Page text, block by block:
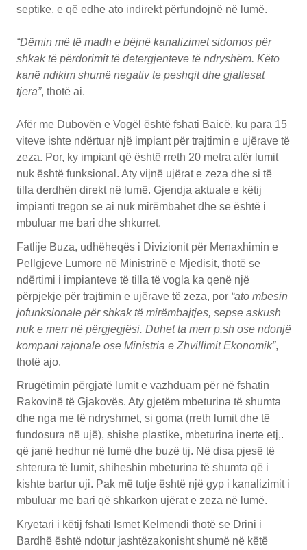
septike, e që edhe ato indirekt përfundojnë në lumë.
“Dëmin më të madh e bëjnë kanalizimet sidomos për
shkak të përdorimit të detergjenteve të ndryshëm. Këto
kanë ndikim shumë negativ te peshqit dhe gjallesat
tjera”, thotë ai.
Afër me Dubovën e Vogël është fshati Baicë, ku para 15
viteve ishte ndërtuar një impiant për trajtimin e ujërave të
zeza. Por, ky impiant që është rreth 20 metra afër lumit
nuk është funksional. Aty vijnë ujërat e zeza dhe si të
tilla derdhën direkt në lumë. Gjendja aktuale e këtij
impianti tregon se ai nuk mirëmbahet dhe se është i
mbuluar me bari dhe shkurret.
Fatlije Buza, udhëheqës i Divizionit për Menaxhimin e
Pellgjeve Lumore në Ministrinë e Mjedisit, thotë se
ndërtimi i impianteve të tilla të vogla ka qenë një
përpjekje për trajtimin e ujërave të zeza, por “ato mbesin
jofunksionale për shkak të mirëmbajtjes, sepse askush
nuk e merr në përgjegjësi. Duhet ta merr p.sh ose ndonjë
kompani rajonale ose Ministria e Zhvillimit Ekonomik”,
thotë ajo.
Rrugëtimin përgjatë lumit e vazhduam për në fshatin
Rakovinë të Gjakovës. Aty gjetëm mbeturina të shumta
dhe nga me të ndryshmet, si goma (rreth lumit dhe të
fundosura në ujë), shishe plastike, mbeturina inerte etj,.
që janë hedhur në lumë dhe buzë tij. Në disa pjesë të
shterura të lumit, shiheshin mbeturina të shumta që i
kishte bartur uji. Pak më tutje është një gyp i kanalizimit i
mbuluar me bari që shkarkon ujërat e zeza në lumë.
Kryetari i këtij fshati Ismet Kelmendi thotë se Drini i
Bardhë është ndotur jashtëzakonisht shumë në këtë